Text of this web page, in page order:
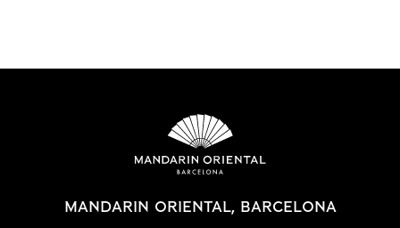
MANDARIN ORIENTAL, BARCELONA